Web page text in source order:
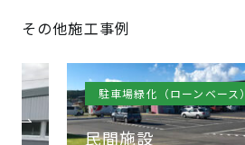
その他施工事例
駐車場緑化（ローンベース）
民間施設